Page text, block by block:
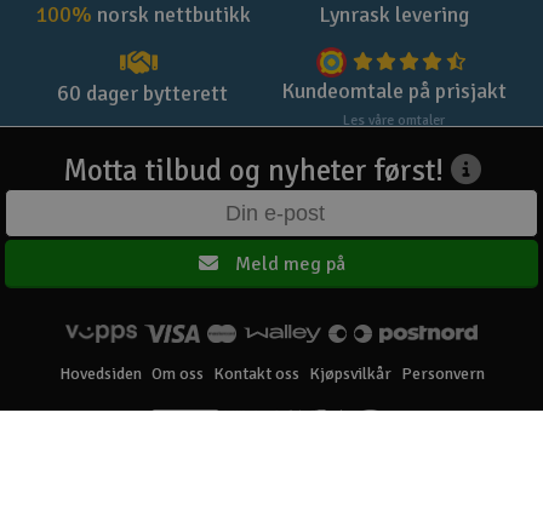
100% norsk nettbutikk Lynrask levering
60 dager bytterett Kundeomtale på prisjakt
Les våre omtaler
Motta tilbud og nyheter først!
Meld meg på
Hovedsiden Om oss Kontakt oss Kjøpsvilkår Personvern